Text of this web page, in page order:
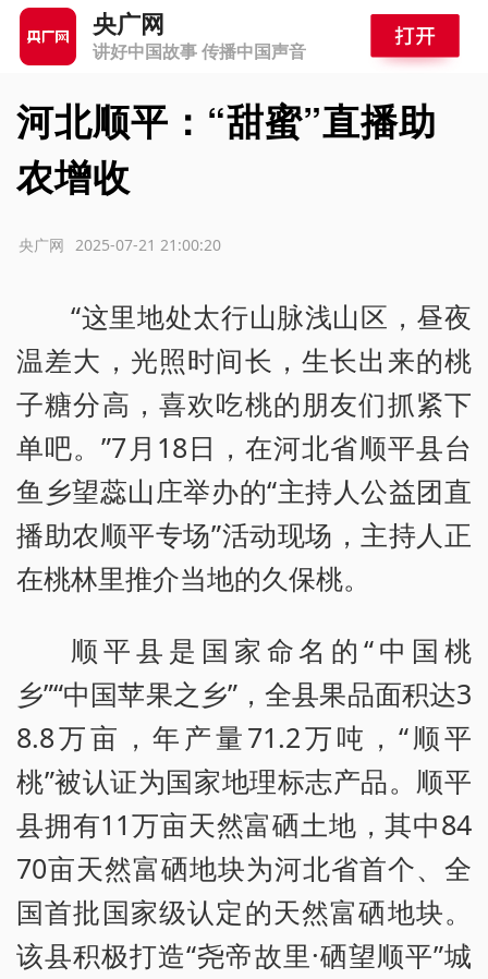
央广网
讲好中国故事 传播中国声音
河北顺平：“甜蜜”直播助
农增收
2025-07-21 21:00:20
央广网
“这里地处太行山脉浅山区，昼夜
温差大，光照时间长，生长出来的桃
子糖分高，喜欢吃桃的朋友们抓紧下
单吧。”7月18日，在河北省顺平县台
鱼乡望蕊山庄举办的“主持人公益团直
播助农顺平专场”活动现场，主持人正
在桃林里推介当地的久保桃。
顺平县是国家命名的“中国桃
乡”“中国苹果之乡”，全县果品面积达3
8.8万亩，年产量71.2万吨，“顺平
桃”被认证为国家地理标志产品。顺平
县拥有11万亩天然富硒土地，其中84
70亩天然富硒地块为河北省首个、全
国首批国家级认定的天然富硒地块。
该县积极打造“尧帝故里·硒望顺平”城